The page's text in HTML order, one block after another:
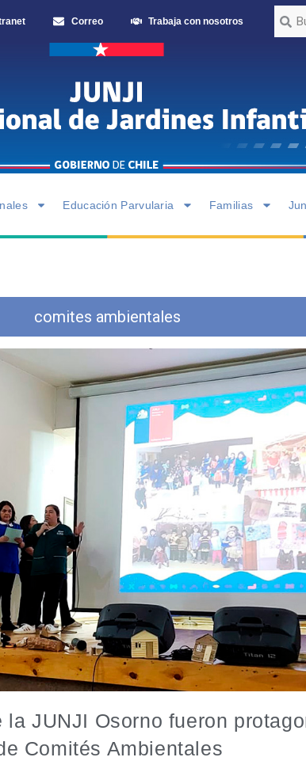
Correo Trabaja con nosotros
Educación Parvularia Familias
comites ambientales
la JUNJI Osorno fueron
Comités Ambientales